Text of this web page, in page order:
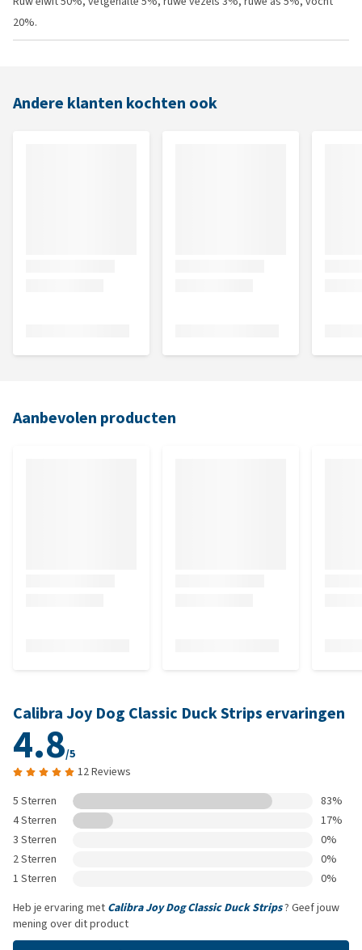
20%.
Andere klanten kochten ook
Aanbevolen producten
Calibra Joy Dog Classic Duck Strips ervaringen
4.8/5
12 Reviews
5 Sterren
83%
4 Sterren
17%
3 Sterren
0%
2 Sterren
0%
1 Sterren
0%
Heb je ervaring met Calibra Joy Dog Classic Duck Strips? Geef jouw
mening over dit product